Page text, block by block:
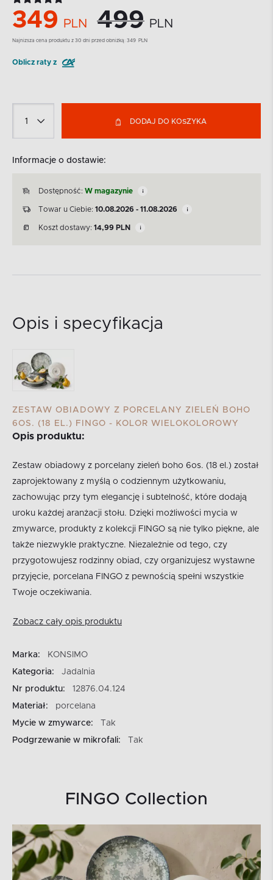
349 PLN 499 PLN
Najnizsza cena produktu z 30 dni przed obniżką: 349 PLN
Oblicz raty z
DODAJ DO KOSZYKA
Informacje o dostawie:
Dostępność: W magazynie
Towar u Ciebie: 10.08.2026 - 11.08.2026
Koszt dostawy: 14,99 PLN
Opis i specyfikacja
ZESTAW OBIADOWY Z PORCELANY ZIELEŃ BOHO
6OS. (18 EL.) FINGO - KOLOR WIELOKOLOROWY
Opis produktu:
Zestaw obiadowy z porcelany zieleń boho 6os. (18 el.) został
zaprojektowany z myślą o codziennym użytkowaniu,
zachowując przy tym elegancję i subtelność, które dodają
uroku każdej aranżacji stołu. Dzięki możliwości mycia w
zmywarce, produkty z kolekcji FINGO są nie tylko piękne, ale
także niezwykle praktyczne. Niezależnie od tego, czy
przygotowujesz rodzinny obiad, czy organizujesz wystawne
przyjęcie, porcelana FINGO z pewnością spełni wszystkie
Twoje oczekiwania.
Zobacz cały opis produktu
Marka:
KONSIMO
Kategoria:
Jadalnia
Nr produktu:
12876.04.124
Materiał:
porcelana
Mycie w zmywarce:
Tak
Podgrzewanie w mikrofali:
Tak
FINGO Collection